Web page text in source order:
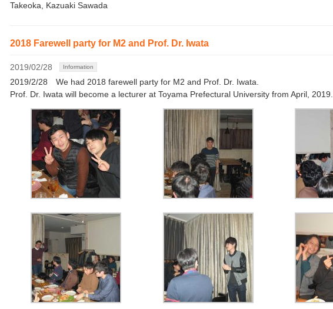
Takeoka, Kazuaki Sawada
2018 Farewell party for M2 and Prof. Dr. Iwata
2019/02/28 Information
2019/2/28 We had 2018 farewell party for M2 and Prof. Dr. Iwata.
Prof. Dr. Iwata will become a lecturer at Toyama Prefectural University from April, 2019.